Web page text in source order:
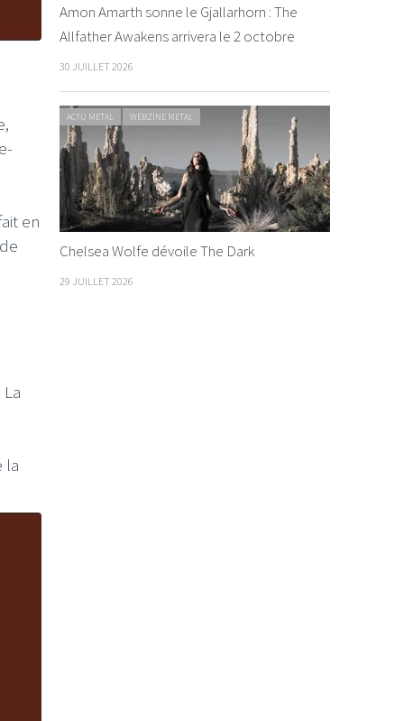
en
la
Amon Amarth sonne le Gjallarhorn : The
Allfather Awakens arrivera le 2 octobre
30 JUILLET 2026
ACTU METAL WEBZINE METAL
Chelsea Wolfe dévoile The Dark
29 JUILLET 2026